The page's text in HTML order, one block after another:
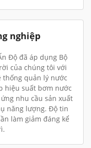
nghiệp
Độ đã áp dụng Bộ
của chúng tôi với
thống quản lý nước
hiệu suất bơm nước
nhu cầu sản xuất
năng lượng. Độ tin
làm giảm đáng kể